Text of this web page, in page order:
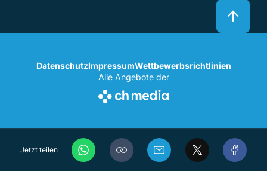
Jetzt teilen
DatenschutzImpressumWettbewerbsrichtlinien
Alle Angebote der